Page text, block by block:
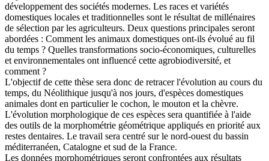
développement des sociétés modernes. Les races et variétés
domestiques locales et traditionnelles sont le résultat de millénaires
de sélection par les agriculteurs. Deux questions principales seront
abordées : Comment les animaux domestiques ont-ils évolué au fil
du temps ? Quelles transformations socio-économiques, culturelles
et environnementales ont influencé cette agrobiodiversité, et
comment ?
L'objectif de cette thèse sera donc de retracer l'évolution au cours du
temps, du Néolithique jusqu'à nos jours, d'espèces domestiques
animales dont en particulier le cochon, le mouton et la chèvre.
L'évolution morphologique de ces espèces sera quantifiée à l'aide
des outils de la morphométrie géométrique appliqués en priorité aux
restes dentaires. Le travail sera centré sur le nord-ouest du bassin
méditerranéen, Catalogne et sud de la France.
Les données morphométriques seront confrontées aux résultats